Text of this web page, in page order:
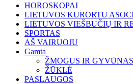
HOROSKOPAI
LIETUVOS KURORTU
LIETUVOS VIEŠBUČIŲ IR
SPORTAS
AŠ VAIRUOJU
Gamta
ŽMOGUS IR GYVŪNAS
ŽŪKLĖ
PASLAUGOS